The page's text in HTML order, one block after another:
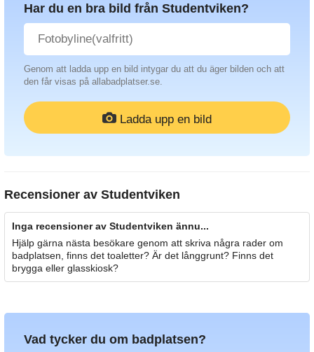
Har du en bra bild från Studentviken?
Genom att ladda upp en bild intygar du att du äger bilden och att
den får visas på allabadplatser.se.
Ladda upp en bild
Recensioner av Studentviken
Inga recensioner av Studentviken ännu...
Hjälp gärna nästa besökare genom att skriva några rader om
badplatsen, finns det toaletter? Är det långgrunt? Finns det
brygga eller glasskiosk?
Vad tycker du om badplatsen?